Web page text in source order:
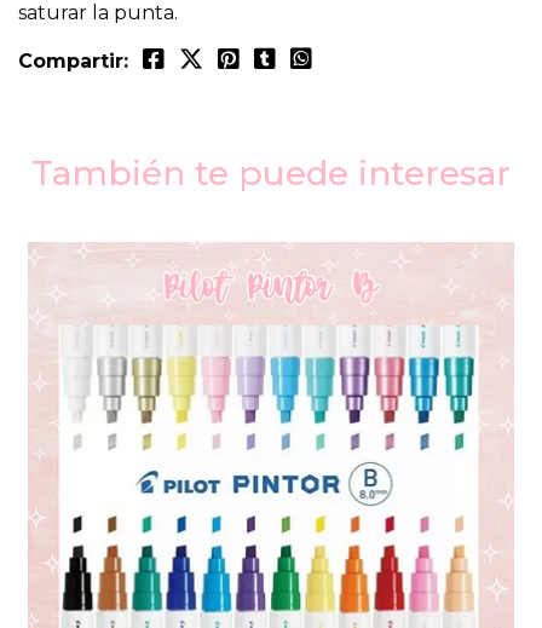
saturar la punta.
Compartir:
También te puede interesar